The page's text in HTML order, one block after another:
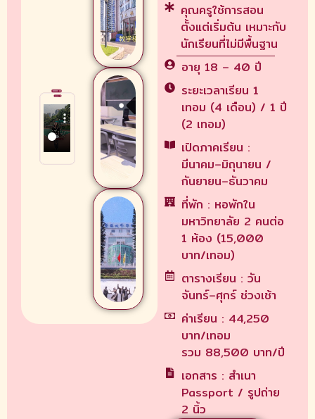
คุณครูใช้การสอน
ตั้งแต่เริ่มต้น เหมาะกับ
นักเรียนที่ไม่มีพื้นฐาน
อายุ 18 – 40 ปี
ระยะเวลาเรียน 1
เทอม (4 เดือน) / 1 ปี
(2 เทอม)
เปิดภาคเรียน :
มีนาคม–มิถุนายน /
กันยายน–ธันวาคม
ที่พัก : หอพักใน
มหาวิทยาลัย 2 คนต่อ
1 ห้อง (15,000
บาท/เทอม)
ตารางเรียน : วัน
จันทร์–ศุกร์ ช่วงเช้า
ค่าเรียน : 44,250
บาท/เทอม
รวม 88,500 บาท/ปี
เอกสาร : สำเนา
Passport / รูปถ่าย
2 นิ้ว